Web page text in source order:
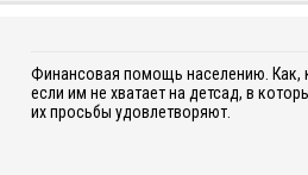
Финансовая помощь населению. Как,
если им не хватает на детсад, в
их просьбы удовлетворяют.